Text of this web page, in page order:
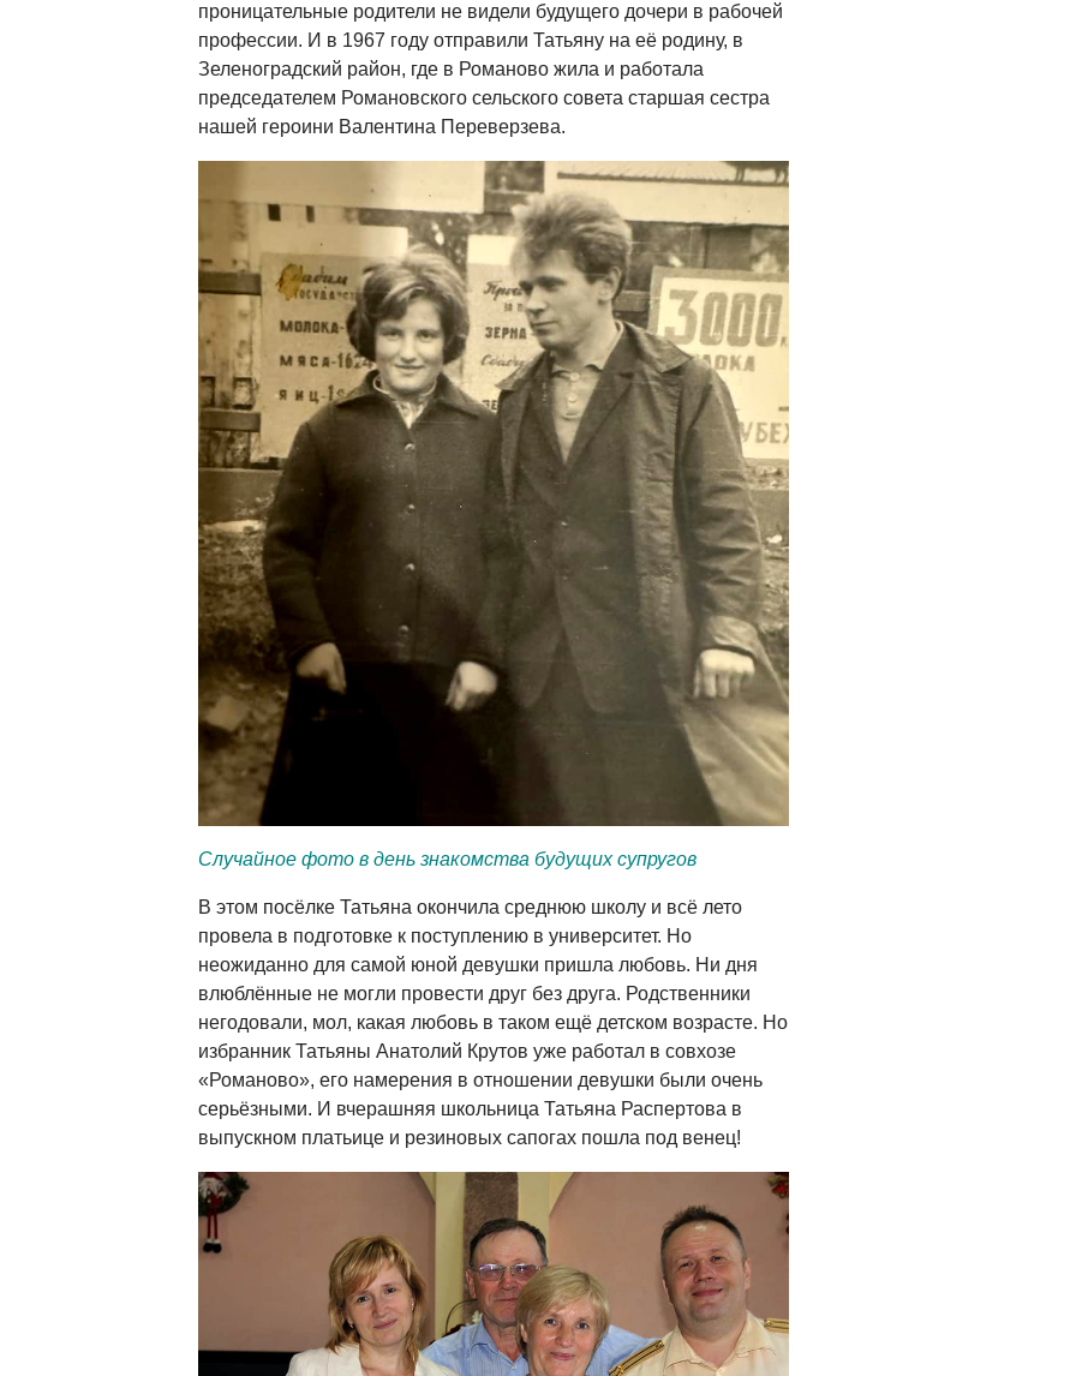
проницательные родители не видели будущего дочери в рабочей
профессии. И в 1967 году отправили Татьяну на её родину, в
Зеленоградский район, где в Романово жила и работала
председателем Романовского сельского совета старшая сестра
нашей героини Валентина Переверзева.
Случайное фото в день знакомства будущих супругов
В этом посёлке Татьяна окончила среднюю школу и всё лето
провела в подготовке к поступлению в университет. Но
неожиданно для самой юной девушки пришла любовь. Ни дня
влюблённые не могли провести друг без друга. Родственники
негодовали, мол, какая любовь в таком ещё детском возрасте. Но
избранник Татьяны Анатолий Крутов уже работал в совхозе
«Романово», его намерения в отношении девушки были очень
серьёзными. И вчерашняя школьница Татьяна Распертова в
выпускном платьице и резиновых сапогах пошла под венец!